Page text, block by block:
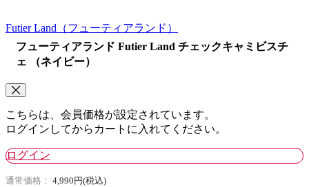
Futier Land （フューティアランド）
フューティアランド Futier Land チェックキャミビスチ
ェ （ネイビー）
こちらは、会員価格が設定されています。
ログインしてからカートに入れてください。
ログイン
通常価格： 4,990円(税込)